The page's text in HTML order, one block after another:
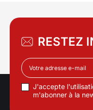
RESTEZ
J'accepte
m'abonner à la